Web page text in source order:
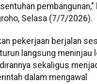
pembangunan,"
Selasa (7/7/2026).
pekerjaan berjalan
langsung meninjau
sekaligus
dalam mengawal